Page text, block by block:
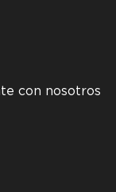
con nosotros